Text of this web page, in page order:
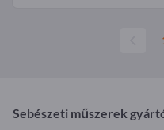
Sebészeti műszerek